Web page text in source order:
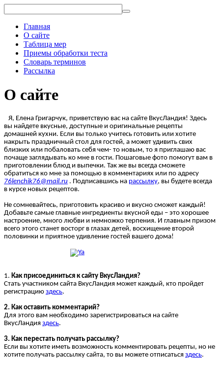
Главная
О сайте
Таблица мер
Приемы обработки теста
Словарь терминов
Рассылка
О сайте
Я, Елена Григарчук, приветствую вас на сайте ВкусЛандия! Здесь
вы найдете вкусные, доступные и оригинальные рецепты
домашней кухни. Если вы только учитесь готовить или хотите
накрыть праздничный стол для гостей, а может удивить свих
близких или побаловать себя чем- то новым, то я приглашаю вас
почаще заглядывать ко мне в гости. Пошаговые фото помогут вам в
приготовлении блюд и выпечки. Так же вы всегда сможете
обратиться ко мне за помощью в комментариях или по адресу
76lenchik76@mail.ru . Подписавшись на рассылку, вы будете всегда
в курсе новых рецептов.
Не сомневайтесь, приготовить красиво и вкусно сможет каждый!
Добавьте самые главные ингредиенты вкусной еды – это хорошее
настроение, много любви и немножко терпения. И главным призом
всего этого станет восторг в глазах детей, восхищение второй
половинки и приятное удивление гостей вашего дома!
1. Как присоединиться к сайту ВкусЛандия?
Стать участником сайта ВкусЛандия может каждый, кто пройдет
регистрацию здесь.
2. Как оставить комментарий?
Для этого вам необходимо зарегистрироваться на сайте
ВкусЛандия здесь.
3. Как перестать получать рассылку?
Если вы хотите иметь возможность комментировать рецепты, но не
хотите получать рассылку сайта, то вы можете отписаться здесь.